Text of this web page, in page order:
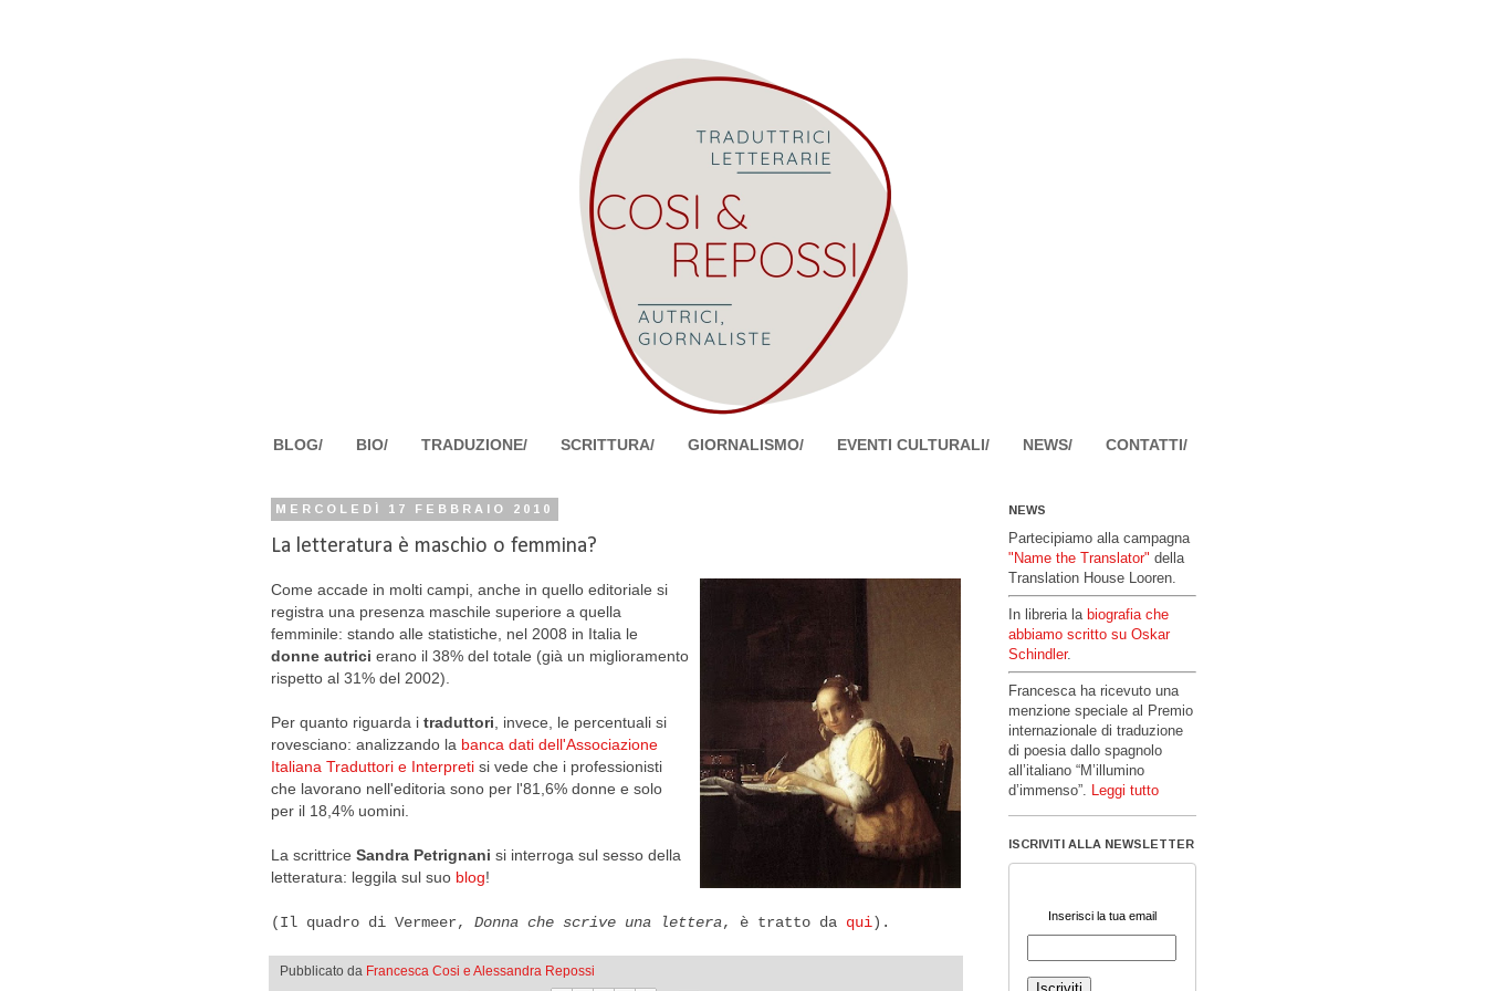
BLOG/ BIO/ TRADUZIONE/ SCRITTURA/ GIORNALISMO/ EVENTI CULTURALI/ NEWS/ CONTATTI/
MERCOLEDÌ 17 FEBBRAIO 2010
La letteratura è maschio o femmina?
Come accade in molti campi, anche in quello editoriale si
registra una presenza maschile superiore a quella
femminile: stando alle statistiche, nel 2008 in Italia le
donne autrici erano il 38% del totale (già un miglioramento
rispetto al 31% del 2002).
Per quanto riguarda i traduttori, invece, le percentuali si
rovesciano: analizzando la banca dati dell'Associazione
Italiana Traduttori e Interpreti si vede che i professionisti
che lavorano nell'editoria sono per l'81,6% donne e solo
per il 18,4% uomini.
La scrittrice Sandra Petrignani si interroga sul sesso della
letteratura: leggila sul suo blog!
(Il quadro di Vermeer, Donna che scrive una lettera, è tratto da qui).
Pubblicato da Francesca Cosi e Alessandra Repossi
NEWS
Partecipiamo alla campagna
"Name the Translator" della
Translation House Looren.
In libreria la biografia che
abbiamo scritto su Oskar
Schindler.
Francesca ha ricevuto una
menzione speciale al Premio
internazionale di traduzione
di poesia dallo spagnolo
all’italiano “M’illumino
d’immenso”.
Leggi tutto
ISCRIVITI ALLA NEWSLETTER
Inserisci la tua email